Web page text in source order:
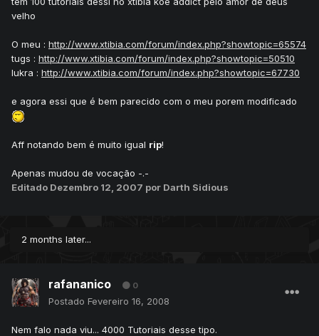
velho
O meu : http://www.xtibia.com/forum/index.php?showtopic=65574
tugs : http://www.xtibia.com/forum/index.php?showtopic=50510
lukra : http://www.xtibia.com/forum/index.php?showtopic=67730
e agora essi que é bem parecido com o meu porem modificado
Aff notando bem é muito igual rip!
Apenas mudou de vocação -.-
Editado Dezembro 12, 2007 por Darth Sidious
2 months later...
rafananico 0
Postado Fevereiro 16, 2008
Nem falo nada viu... 4000 Tutoriais desse tipo.